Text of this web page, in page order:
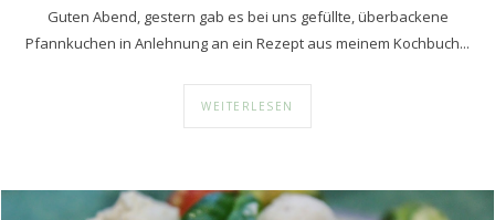
Guten Abend, gestern gab es bei uns gefüllte, überbackene
Pfannkuchen in Anlehnung an ein Rezept aus meinem Kochbuch...
WEITERLESEN